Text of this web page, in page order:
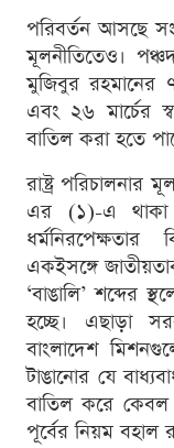
পরিবর্তন আসছে
মূলনীতিতেও।
মুজিবুর রহমানের
এবং ২৬ মার্চের
বাতিল করা হতে
রাষ্ট্র পরিচালনার
এর (১)-এ থাকা
একইসঙ্গে
‘বাঙালি’ শব্দের
হচ্ছে। এছাড়া
বাংলাদেশ
টাঙানোর যে
বাতিল করে কেবল
পূর্বের নিয়ম বহাল